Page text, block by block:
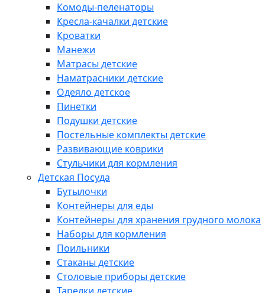
Комоды-пеленаторы
Кресла-качалки детские
Кроватки
Манежи
Матрасы детские
Наматрасники детские
Одеяло детское
Пинетки
Подушки детские
Постельные комплекты детские
Развивающие коврики
Стульчики для кормления
Детская Посуда
Бутылочки
Контейнеры для еды
Контейнеры для хранения грудного молока
Наборы для кормления
Поильники
Стаканы детские
Столовые приборы детские